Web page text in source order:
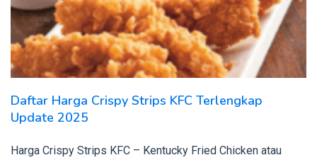
Daftar Harga Crispy Strips KFC Terlengkap
Update 2025
Harga Crispy Strips KFC – Kentucky Fried Chicken atau